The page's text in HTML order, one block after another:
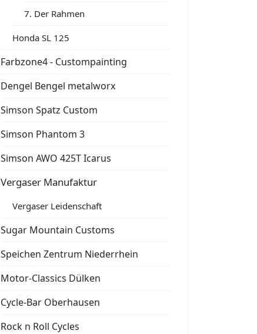
7. Der Rahmen
Honda SL 125
Farbzone4 - Custompainting
Dengel Bengel metalworx
Simson Spatz Custom
Simson Phantom 3
Simson AWO 425T Icarus
Vergaser Manufaktur
Vergaser Leidenschaft
Sugar Mountain Customs
Speichen Zentrum Niederrhein
Motor-Classics Dülken
Cycle-Bar Oberhausen
Rock n Roll Cycles